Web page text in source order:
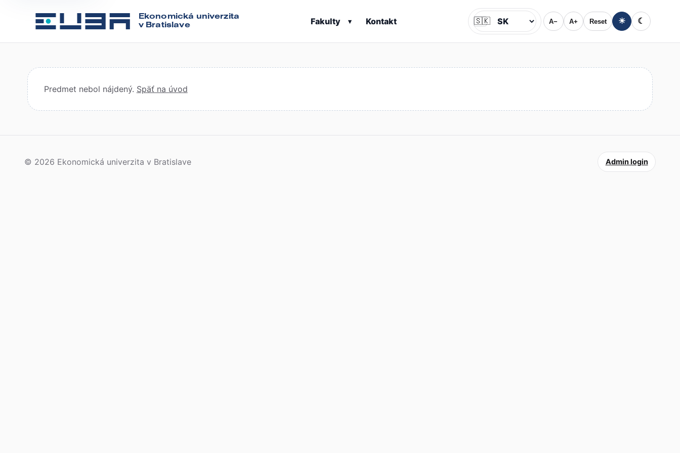
Ekonomická univerzita
v Bratislave
Fakulty ▾ Kontakt Jazyk
🇸🇰 A− A+ Reset ☀ ☾
Predmet nebol nájdený. Späť na úvod
© 2026 Ekonomická univerzita v Bratislave Admin login